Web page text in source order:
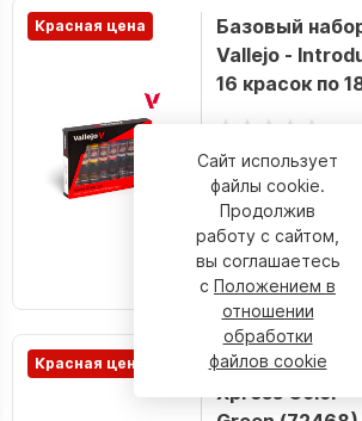
Красная цена
Базовый
Vallejo -
16 красок по
199.50 р.
Наличие:
КУПИТЬ
Красная цена
Краска для
Xpress Color
Сайт использует
файлы cookie.
Продолжив
работу с сайтом,
вы соглашаетесь
с Положением в
отношении
обработки
файлов cookie